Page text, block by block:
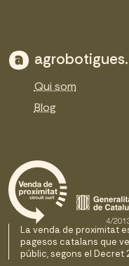
Qui som
Blog
La venda de proximitat
pagesos catalans que
públic, segons el Decret